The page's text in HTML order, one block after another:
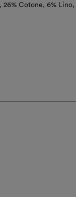
26% Cotone 6% Lino